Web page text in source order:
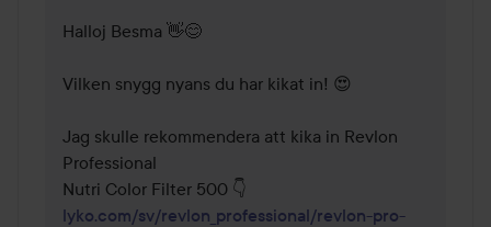
Halloj Besma 👋😊
Vilken snygg nyans du har kikat in! 😍
Jag skulle rekommendera att kika in Revlon
Professional
lyko.com/sv/revlon_professional/revlon-pro-